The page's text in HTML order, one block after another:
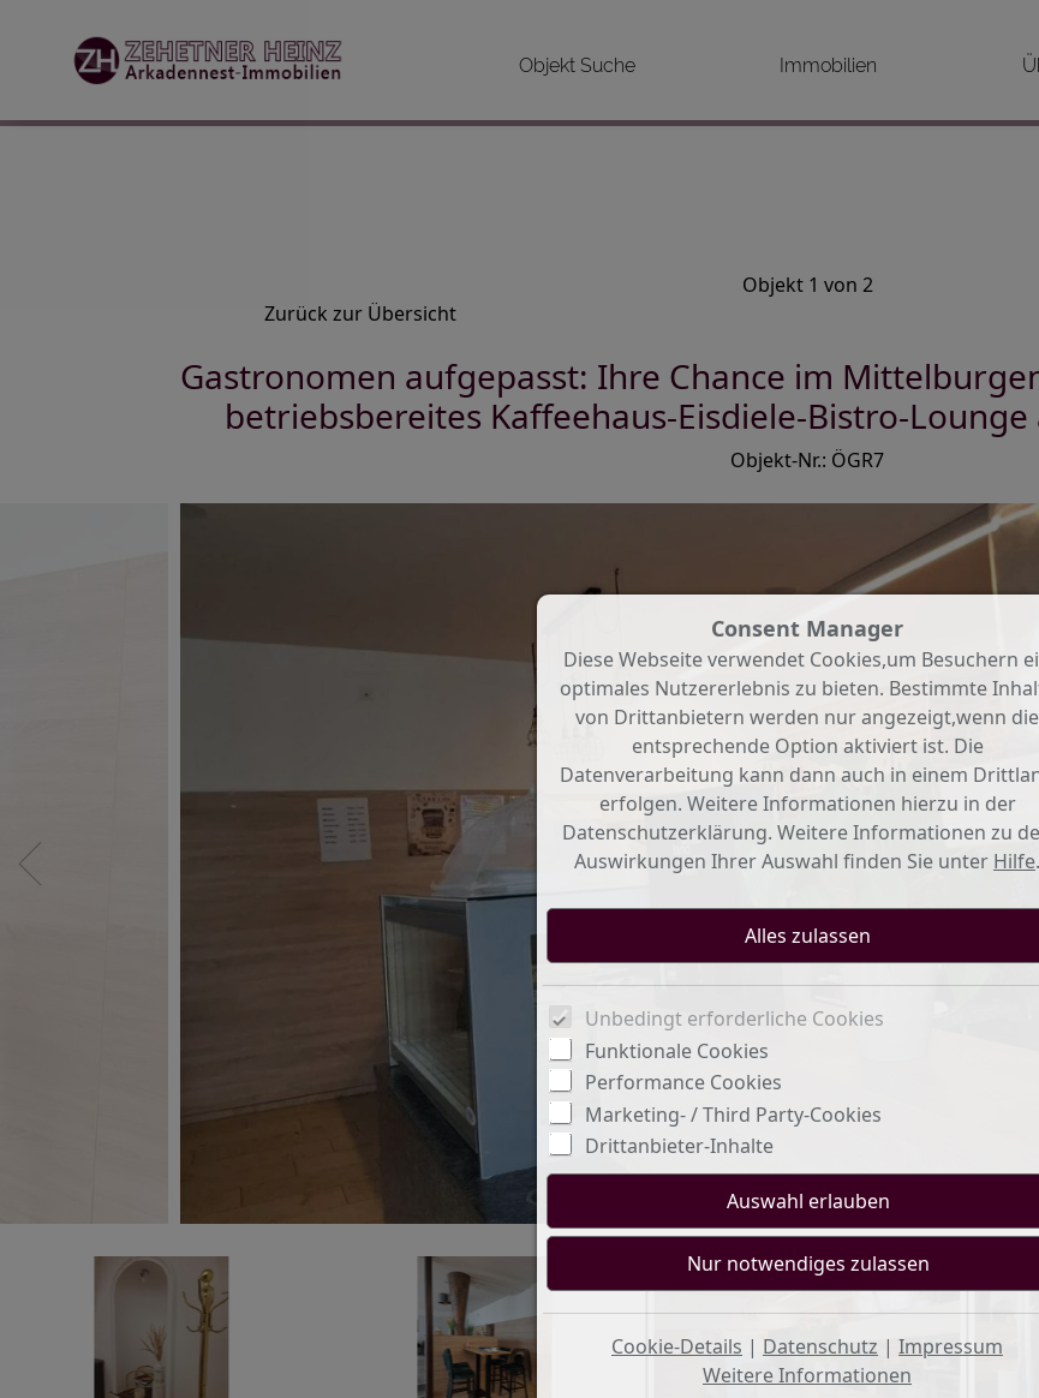
Objekt Suche Immobilien
Objekt 1 von 2
Zurück zur Übersicht
Gastronomen aufgepasst: Ihre Chance im
betriebsbereites Kaffeehaus-Eisdiele-Bistro-
Objekt-Nr.: ÖGR7
Consent Manager
Diese Webseite verwendet Cookies,um Besuchern
optimales Nutzererlebnis zu bieten. Bestimmte
von Drittanbietern werden nur angezeigt,wenn die
entsprechende Option aktiviert ist. Die
Datenverarbeitung kann dann auch in einem
erfolgen. Weitere Informationen hierzu in der
Datenschutzerklärung. Weitere Informationen zu
Auswirkungen Ihrer Auswahl finden Sie unter Hilfe.
Unbedingt erforderliche Cookies
Funktionale Cookies
Performance Cookies
Marketing- / Third Party-Cookies
Drittanbieter-Inhalte
Cookie-Details | Datenschutz | Impressum
Weitere Informationen